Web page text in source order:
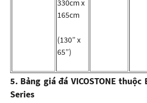
330cm x
165cm
(130” x
65”)
5. Bảng giá đá VICOSTONE
Series